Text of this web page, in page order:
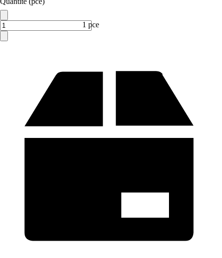
1 pce